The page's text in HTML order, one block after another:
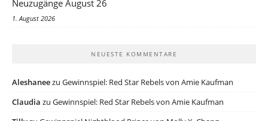
Neuzugänge August 26
1. August 2026
NEUESTE KOMMENTARE
Aleshaneezu Gewinnspiel: Red Star Rebels von Amie Kaufman
Claudia zu Gewinnspiel: Red Star Rebels von Amie Kaufman